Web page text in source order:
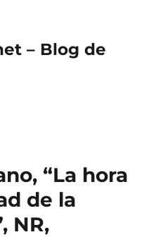
– Blog de
“La hora
de la
NR,